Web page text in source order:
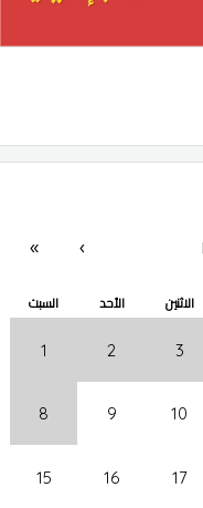
« ‹
السبت الأحد الاثنين
1 2 3
8 9 10
15 16 17